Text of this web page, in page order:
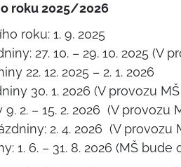
roku 2025/2026
roku: 1. 9. 2025
27. 10. – 29. 10. 2025 (V
22. 12. 2025 – 2. 1. 2026
30. 1. 2026 (V provozu
2. – 15. 2. 2026 (V provozu
2. 4. 2026 (V provozu
1. 6. – 31. 8. 2026 (MŠ